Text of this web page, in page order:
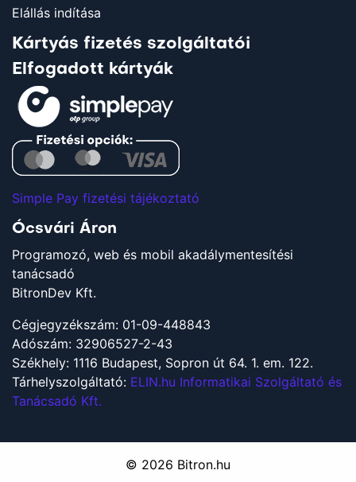
Elállás indítása
Kártyás fizetés szolgáltatói
Elfogadott kártyák
Simple Pay fizetési tájékoztató
Ócsvári Áron
Programozó, web és mobil akadálymentesítési
tanácsadó
BitronDev Kft.
Cégjegyzékszám: 01-09-448843
Adószám: 32906527-2-43
Székhely: 1116 Budapest, Sopron út 64. 1. em. 122.
Tárhelyszolgáltató: ELIN.hu Informatikai Szolgáltató és
Tanácsadó Kft.
© 2026 Bitron.hu